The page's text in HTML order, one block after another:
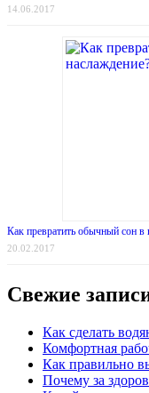
14.06.2017
Как превратить обычный сон
20.02.2017
Свежие
Как сделать
Комфортная
Как правильно
Почему за